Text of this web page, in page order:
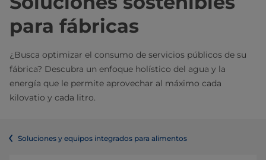
para fábricas
¿Busca optimizar el consumo de servicios públicos de su
fábrica? Descubra un enfoque holístico del agua y la
energía que le permite aprovechar al máximo cada
kilovatio y cada litro.
Soluciones y equipos integrados para alimentos